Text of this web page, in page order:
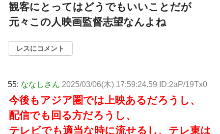
観客にとってはどうでもいいことだが
元々この人映画監督志望なんよね
レスにコメント
55: ななしさん 2025/03/06(木) 17:59:24.59 ID:2aP/19Tx0
今後もアジア圏では上映あるだろうし、
配信でも回る方だろうし、
テレビでも適当な時に流せるし、テレ東は